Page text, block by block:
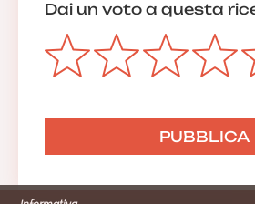
Dai un voto a questa